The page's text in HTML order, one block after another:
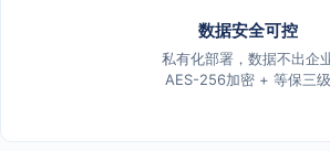
数据安全可控
私有化部署，数据不出企
AES-256加密 + 等保三级